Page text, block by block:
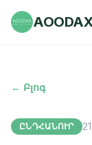
AOODAX
← Բլոգ
ԸՆԴՀԱՆՈՒՐ